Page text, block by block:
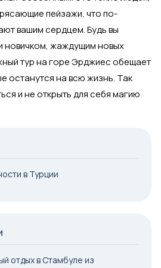
пейзажи, что по-
вашим сердцем. Будь вы
новичком, жаждущим новых
тур на горе Эрджиес обещает
останутся на всю жизнь. Так
и не открыть для себя магию
в Турции
отдых в Стамбуле из